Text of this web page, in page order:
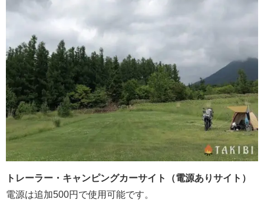
トレーラー・キャンピングカーサイト（電源ありサイト）
電源は追加500円で使用可能です。